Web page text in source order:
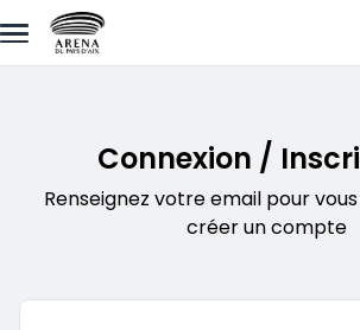
Aller au contenu principal
Connexion /
Renseignez votre email pour
créer un compte